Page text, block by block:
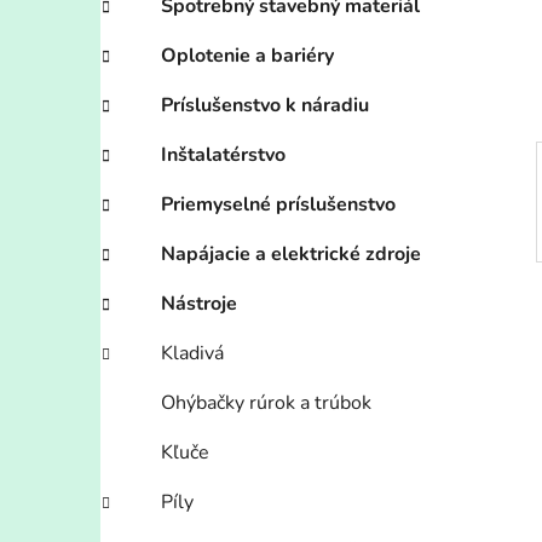
l
Spotrebný stavebný materiál
Oplotenie a bariéry
Príslušenstvo k náradiu
Inštalatérstvo
Priemyselné príslušenstvo
Napájacie a elektrické zdroje
Nástroje
Kladivá
Ohýbačky rúrok a trúbok
Kľuče
Píly